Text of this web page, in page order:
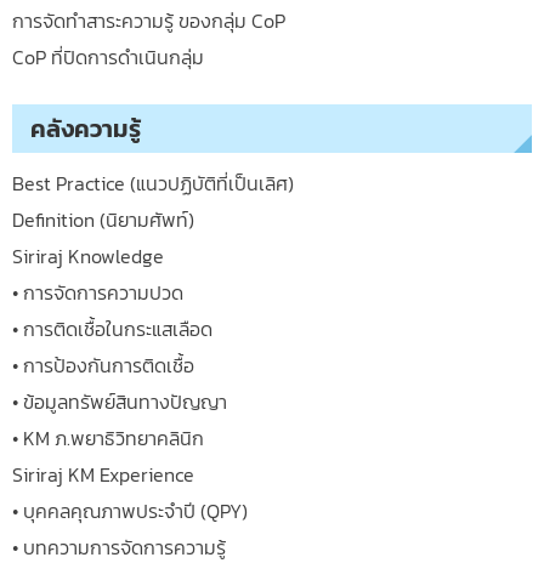
การจัดทำสาระความรู้ ของกลุ่ม CoP
CoP ที่ปิดการดำเนินกลุ่ม
คลังความรู้
Best Practice (แนวปฏิบัติที่เป็นเลิศ)
Definition (นิยามศัพท์)
Siriraj Knowledge
• การจัดการความปวด
• การติดเชื้อในกระแสเลือด
• การป้องกันการติดเชื้อ
• ข้อมูลทรัพย์สินทางปัญญา
• KM ภ.พยาธิวิทยาคลินิก
Siriraj KM Experience
• บุคคลคุณภาพประจำปี (QPY)
• บทความการจัดการความรู้